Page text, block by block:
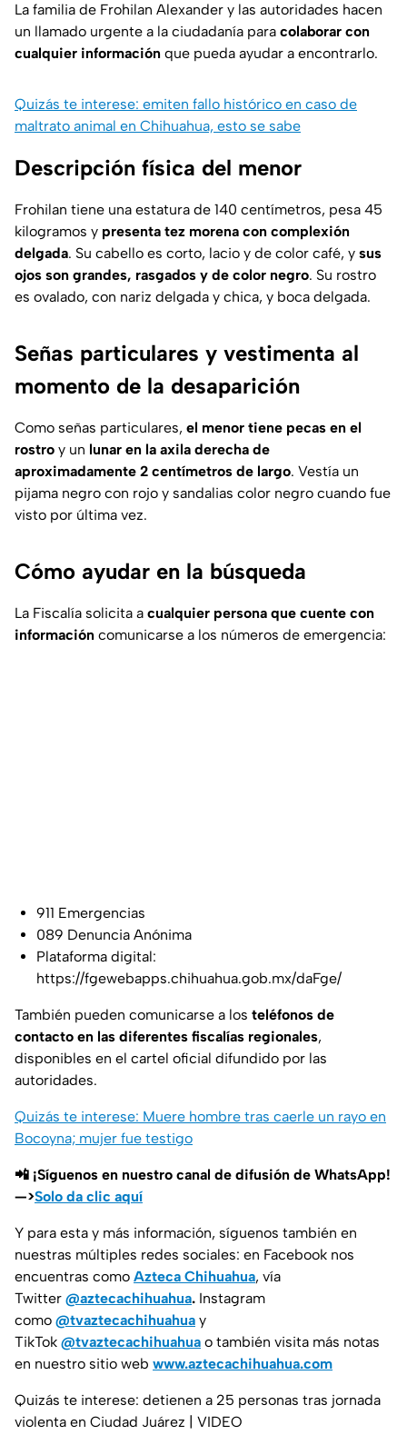
La familia de Frohilan Alexander y las autoridades hacen
un llamado urgente a la ciudadanía para colaborar con
cualquier información que pueda ayudar a encontrarlo.
Quizás te interese: emiten fallo histórico en caso de
maltrato animal en Chihuahua, esto se sabe
Descripción física del menor
Frohilan tiene una estatura de 140 centímetros, pesa 45
kilogramos y presenta tez morena con complexión
delgada. Su cabello es corto, lacio y de color café, y sus
ojos son grandes, rasgados y de color negro. Su rostro
es ovalado, con nariz delgada y chica, y boca delgada.
Señas particulares y vestimenta al
momento de la desaparición
Como señas particulares, el menor tiene pecas en el
rostro y un lunar en la axila derecha de
aproximadamente 2 centímetros de largo. Vestía un
pijama negro con rojo y sandalias color negro cuando fue
visto por última vez.
Cómo ayudar en la búsqueda
La Fiscalía solicita a cualquier persona que cuente con
información comunicarse a los números de emergencia:
911 Emergencias
089 Denuncia Anónima
Plataforma digital:
https://fgewebapps.chihuahua.gob.mx/daFge/
También pueden comunicarse a los teléfonos de
contacto en las diferentes fiscalías regionales,
disponibles en el cartel oficial difundido por las
autoridades.
Quizás te interese: Muere hombre tras caerle un rayo en
Bocoyna; mujer fue testigo
📲 ¡Síguenos en nuestro canal de difusión de WhatsApp!
—>Solo da clic aquí
Y para esta y más información, síguenos también en
nuestras múltiples redes sociales: en Facebook nos
encuentras como Azteca Chihuahua, vía
Twitter @aztecachihuahua. Instagram
como @tvaztecachihuahua y
TikTok @tvaztecachihuahua o también visita más notas
en nuestro sitio web www.aztecachihuahua.com
Quizás te interese: detienen a 25 personas tras jornada
violenta en Ciudad Juárez | VIDEO